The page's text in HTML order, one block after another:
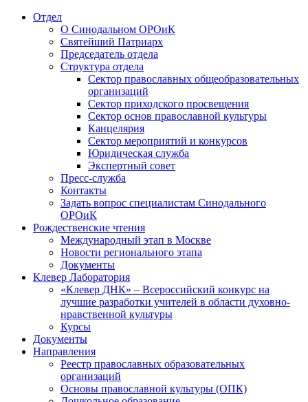
Отдел
О Синодальном ОРОиК
Святейший Патриарх
Председатель отдела
Структура отдела
Сектор православных общеобразовательных
организаций
Сектор приходского просвещения
Сектор основ православной культуры
Канцелярия
Сектор мероприятий и конкурсов
Юридическая служба
Экспертный совет
Пресс-служба
Контакты
Задать вопрос специалистам Синодального
ОРОиК
Рождественские чтения
Международный этап в Москве
Новости регионального этапа
Документы
Клевер Лаборатория
«Клевер ДНК» – Всероссийский конкурс на
лучшие разработки учителей в области духовно-
нравственной культуры
Курсы
Документы
Направления
Реестр православных образовательных
организаций
Основы православной культуры (ОПК)